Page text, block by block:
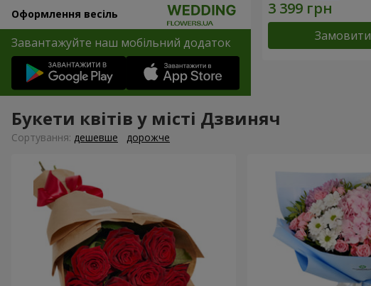
Оформлення весіль
Завантажуйте наш мобільний додаток Замовити
Букети квітів у місті Дзвиняч
Сортування: дешевше дорожче